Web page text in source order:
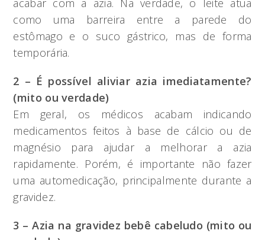
como uma barreira entre a parede do
estômago e o suco gástrico, mas de forma
temporária.
2 – É possível aliviar azia imediatamente?
(mito ou verdade)
Em geral, os médicos acabam indicando
medicamentos feitos à base de cálcio ou de
magnésio para ajudar a melhorar a azia
rapidamente. Porém, é importante não fazer
uma automedicação, principalmente durante a
gravidez.
3 – Azia na gravidez bebê cabeludo (mito ou